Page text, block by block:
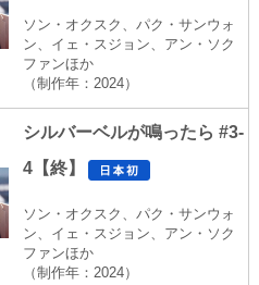
ソン・オクスク、パク・サンウォ
ン、イェ・スジョン、アン・ソク
ファンほか
（制作年：2024）
シルバーベルが鳴ったら #3-
4【終】
ソン・オクスク、パク・サンウォ
ン、イェ・スジョン、アン・ソク
ファンほか
（制作年：2024）